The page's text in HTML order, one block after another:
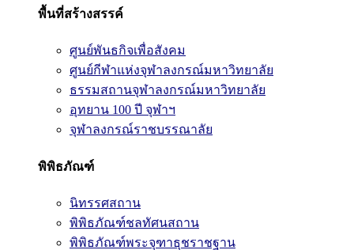
พื้นที่สร้างสรรค์
ศูนย์พันธกิจเพื่อสังคม
ศูนย์กีฬาแห่งจุฬาลงกรณ์มหาวิทยาลัย
ธรรมสถานจุฬาลงกรณ์มหาวิทยาลัย
อุทยาน 100 ปี จุฬาฯ
จุฬาลงกรณ์ราชบรรณาลัย
พิพิธภัณฑ์
นิทรรศสถาน
พิพิธภัณฑ์ชลทัศนสถาน
พิพิธภัณฑ์พระจุฑาธุชราชฐาน